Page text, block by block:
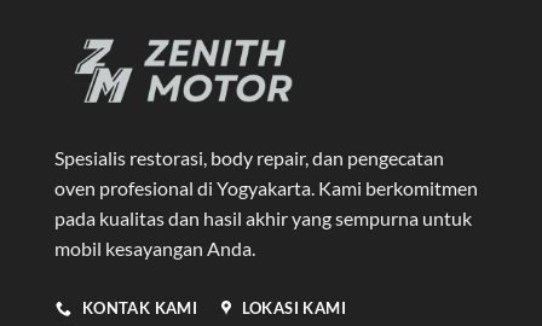
Spesialis restorasi, body repair, dan pengecatan
oven profesional di Yogyakarta. Kami berkomitmen
pada kualitas dan hasil akhir yang sempurna untuk
mobil kesayangan Anda.
KONTAK KAMI LOKASI KAMI